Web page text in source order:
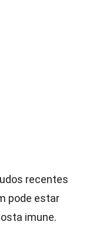
recentes
pode estar
imune.